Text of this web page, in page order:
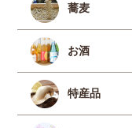
蕎麦
お酒
特産品